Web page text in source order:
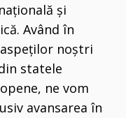
și
Având în
noștri
statele
ne vom
avansarea în